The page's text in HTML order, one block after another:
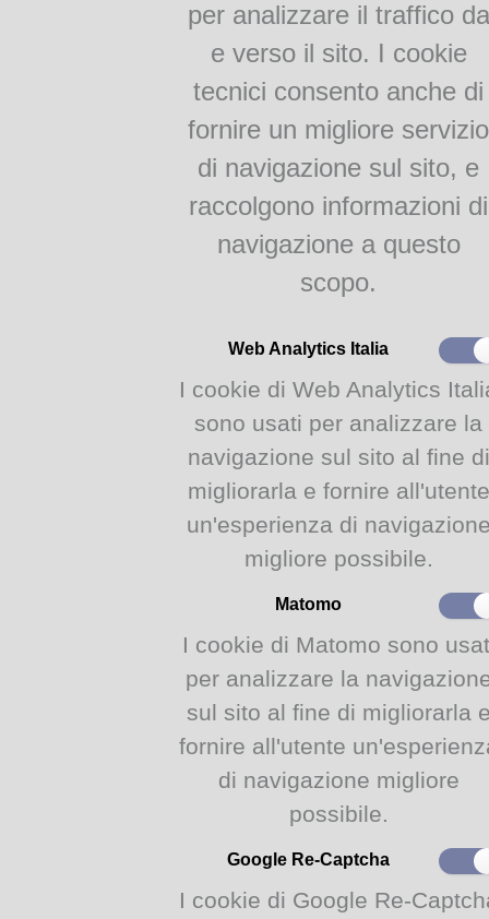
Per affrontare al meglio
proprio la nostra lista di
Vi ritroverete all'interno di un
vera e propria oasi di carta
Combattete il caldo
trasporterà dove vorrete: fra
Buona lettura e buon fresco!
Lista di lettura - Alta marea,
Istituzione biblioteche Biblioteca Malerba - Via Mafalda di Savoia 15/A, 43124 Parma (PR)
per analizzare il traffico da
e verso il sito. I cookie
tecnici consento anche di
fornire un migliore servizio
di navigazione sul sito, e
raccolgono informazioni di
navigazione a questo
scopo.
Web Analytics Italia
I cookie di Web Analytics
sono usati per analizzare la
navigazione sul sito al fine di
migliorarla e fornire all'utente
un'esperienza di
migliore possibile.
Matomo
I cookie di Matomo sono
per analizzare la
sul sito al fine di migliorarla
fornire all'utente
di navigazione migliore
possibile.
Google Re-Captcha
I cookie di Google Re-